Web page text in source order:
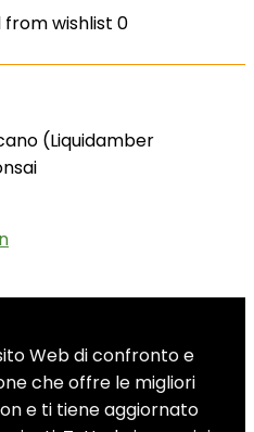
from wishlist 0
(Liquidamber
Web di confronto e
che offre le migliori
e ti tiene aggiornato